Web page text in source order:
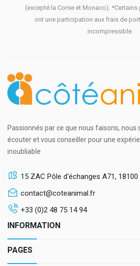
(excepté la Corse et Monaco).
ont une participation aux frais de
incompressible.
Passionnés par ce que nous faisons, nous
écouter et vous conseiller pour une
inoubliable
15 ZAC Pôle d'échanges A71,
contact@coteanimal.fr
+33 (0)2 48 75 14 94
INFORMATION
PAGES